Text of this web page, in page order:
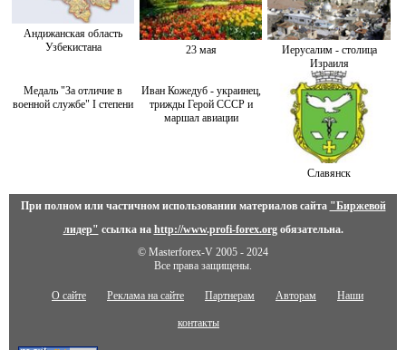
Андижанская область
Узбекистана
23 мая
Иерусалим - столица
Израиля
Медаль "За отличие в
военной службе" I степени
Иван Кожедуб - украинец,
трижды Герой СССР и
маршал авиации
Славянск
При полном или частичном использовании материалов сайта "Биржевой
лидер" ссылка на http://www.profi-forex.orgобязательна.
© Masterforex-V 2005 - 2024
Все права защищены.
О сайте Реклама на сайте Партнерам Авторам Наши
контакты